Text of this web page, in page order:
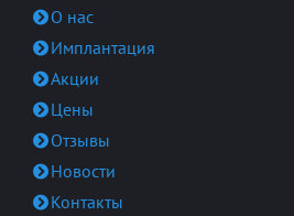
О нас
Имплантация
Акции
Цены
Отзывы
Новости
Контакты